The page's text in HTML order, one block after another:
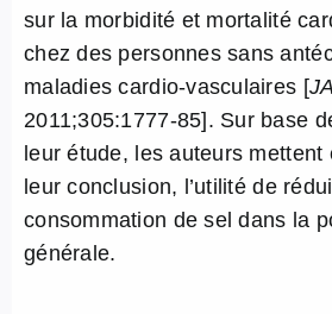
sur la morbidité et mortalité
chez des personnes sans
maladies cardio-vasculaires [
2011;305:1777-85]. Sur base
leur étude, les auteurs mettent
leur conclusion, l’utilité de
consommation de sel dans la
générale.